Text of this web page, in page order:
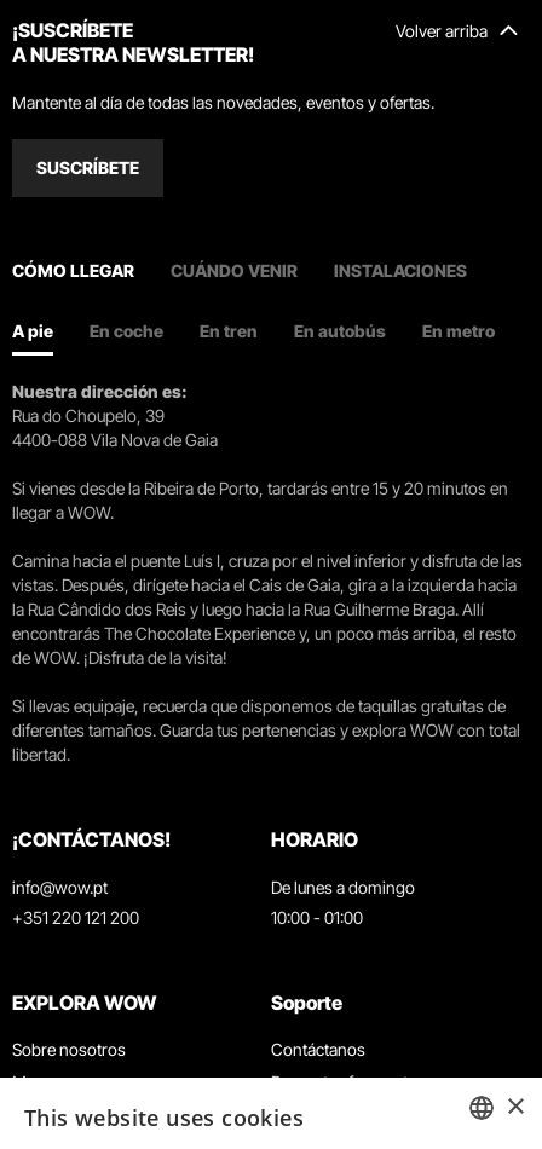
Volver arriba
¡SUSCRÍBETE
A NUESTRA NEWSLETTER!
Mantente al día de todas las novedades, eventos y ofertas.
SUSCRÍBETE
CÓMO LLEGAR CUÁNDO VENIR INSTALACIONES
A pie En coche En tren En autobús En metro
Nuestra dirección es:
Rua do Choupelo, 39
4400-088 Vila Nova de Gaia
Si vienes desde la Ribeira de Porto, tardarás entre 15 y 20 minutos en
llegar a WOW.
Camina hacia el puente Luís I, cruza por el nivel inferior y disfruta de las
vistas. Después, dirígete hacia el Cais de Gaia, gira a la izquierda hacia
la Rua Cândido dos Reis y luego hacia la Rua Guilherme Braga. Allí
encontrarás The Chocolate Experience y, un poco más arriba, el resto
de WOW. ¡Disfruta de la visita!
Si llevas equipaje, recuerda que disponemos de taquillas gratuitas de
diferentes tamaños. Guarda tus pertenencias y explora WOW con total
libertad.
¡CONTÁCTANOS!
info@wow.pt
+351 220 121 200
HORARIO
De lunes a domingo
10:00 - 01:00
EXPLORA WOW
Sobre nosotros
Museos
Agenda
Soporte
Contáctanos
Preguntas frecuentes
Términos y condiciones
×
This website uses cookies